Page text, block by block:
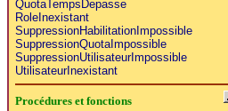
QuotaTempsDepasse
RoleInexistant
SuppressionHabilitationImpossible
SuppressionQuotaImpossible
SuppressionUtilisateurImpossible
UtilisateurInexistant
Procédures et fonctions